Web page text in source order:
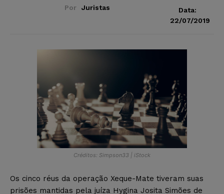
Por Juristas
Data:
22/07/2019
Créditos: Simpson33 | iStock
Os cinco réus da operação Xeque-Mate tiveram suas
prisões mantidas pela juíza Hygina Josita Simões de